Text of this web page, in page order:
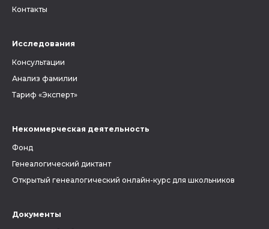
Контакты
Исследования
Консультации
Анализ фамилии
Тариф «Эксперт»
Некоммерческая деятельность
Фонд
Генеалогический диктант
Открытый генеалогический онлайн-курс для школьников
Документы